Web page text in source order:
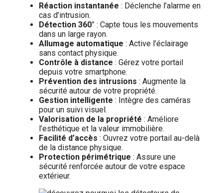
Réaction instantanée : Déclenche l’alarme en
cas d’intrusion.
Détection 360° : Capte tous les mouvements
dans un large rayon.
Allumage automatique : Active l’éclairage
sans contact physique.
Contrôle à distance : Gérez votre portail
depuis votre smartphone.
Prévention des intrusions : Augmente la
sécurité autour de votre propriété.
Gestion intelligente : Intègre des caméras
pour un suivi visuel.
Valorisation de la propriété : Améliore
l’esthétique et la valeur immobilière.
Facilité d’accès : Ouvrez votre portail au-delà
de la distance physique.
Protection périmétrique : Assure une
sécurité renforcée autour de votre espace
extérieur.